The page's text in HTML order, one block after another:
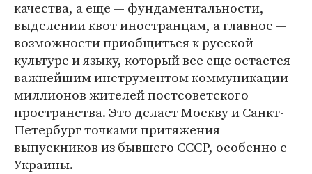
качества, а еще — фундаментальности,
выделении квот иностранцам, а главное —
возможности приобщиться к русской
культуре и языку, который все еще остается
важнейшим инструментом коммуникации
миллионов жителей постсоветского
пространства. Это делает Москву и Санкт-
Петербург точками притяжения
выпускников из бывшего СССР, особенно с
Украины.